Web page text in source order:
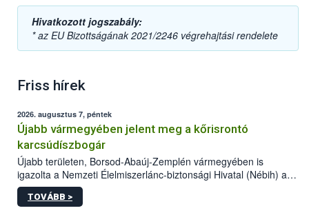
Hivatkozott jogszabály:
* az EU Bizottságának 2021/2246 végrehajtási rendelete
Friss hírek
2026. augusztus 7, péntek
Újabb vármegyében jelent meg a kőrisrontó
karcsúdíszbogár
Újabb területen, Borsod-Abaúj-Zemplén vármegyében is
igazolta a Nemzeti Élelmiszerlánc-biztonsági Hivatal (Nébih) a
kőrisrontó karcsúdíszbogár (Agrilus planipennis) jelenlétét. A
kártevőt nem csak színcsapdában találták meg, de már fertőzött
TOVÁBB >